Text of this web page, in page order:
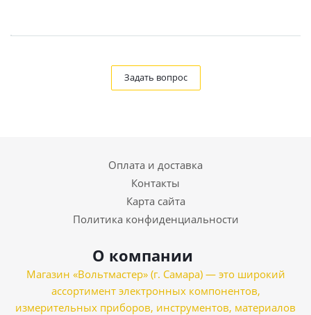
Задать вопрос
Оплата и доставка
Контакты
Карта сайта
Политика конфиденциальности
О компании
Магазин «Вольтмастер» (г. Самара) — это широкий
ассортимент электронных компонентов,
измерительных приборов, инструментов, материалов